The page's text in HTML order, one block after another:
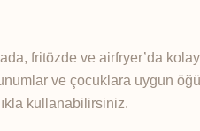
fritözde ve airfryer’da
ve çocuklara uygun
kullanabilirsiniz.